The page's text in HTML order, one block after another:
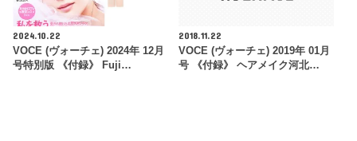
2024.10.22
VOCE (ヴォーチェ) 2024年 12月
号特別版 《付録》 Fuji…
2018.11.22
VOCE (ヴォーチェ) 2019年 01月
号 《付録》 ヘアメイク河北…